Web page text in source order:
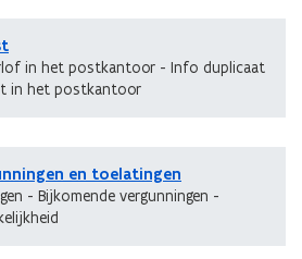
in het postkantoor - Info duplicaat
in het postkantoor
en toelatingen
- Bijkomende vergunningen -